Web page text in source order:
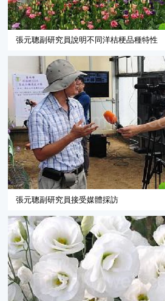
張元聰副研究員說明不同洋桔梗品種特性
張元聰副研究員接受媒體採訪